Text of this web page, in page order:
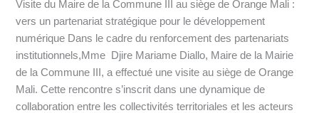
Visite du Maire de la Commune III au siège de Orange Mali :
vers un partenariat stratégique pour le développement
numérique Dans le cadre du renforcement des partenariats
institutionnels,Mme Djire Mariame Diallo, Maire de la Mairie
de la Commune III, a effectué une visite au siège de Orange
Mali. Cette rencontre s’inscrit dans une dynamique de
collaboration entre les collectivités territoriales et les acteurs